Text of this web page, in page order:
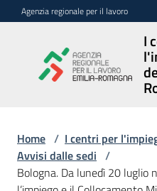
Vai al contenuto
Vai alla navigazione
Vai al footer
Agenzia regionale per il lavoro
I
I centri
l'impiego
Romagna
Sedi
e
Home / I centri per
Avvisi dalle sedi /
Bologna. Da lunedì 20 luglio